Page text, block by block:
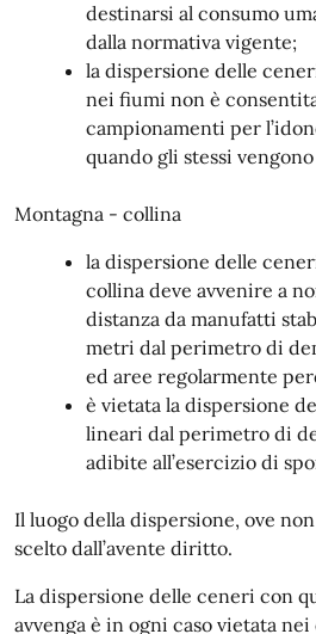
destinarsi al consumo
dalla normativa vigente;
la dispersione delle
nei fiumi non è
campionamenti per
quando gli stessi
Montagna - collina
la dispersione delle
collina deve avvenire a
distanza da manufatti
metri dal perimetro di
ed aree regolarmente
è vietata la dispersione
lineari dal perimetro di
adibite all’esercizio di
Il luogo della dispersione, ove
scelto dall’avente diritto.
La dispersione delle ceneri con
avvenga è in ogni caso vietata